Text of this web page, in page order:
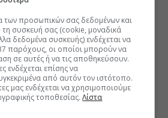
των προσωπικών σας δεδομένων και
συσκευή σας (cookie, μοναδικά
δεδομένα συσκευής) ενδέχεται να
παρόχους, οι οποίοι μπορούν να
σε αυτές ή να τις αποθηκεύσουν.
ενδέχεται επίσης να
από αυτόν τον ιστότοπο.
μας ενδέχεται να χρησιμοποιούμε
τοποθεσίας.Λίστα